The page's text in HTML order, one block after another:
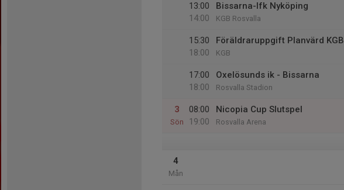
13:00
14:00
Bissarna-Ifk Nyköping
KGB Rosvalla
15:30
18:00
Föräldraruppgift Planvärd KGB
KGB
17:00
18:00
Oxelösunds ik - Bissarna
Rosvalla Stadion
3
Sön
08:00
19:00
Nicopia Cup Slutspel
Rosvalla Arena
4
Mån